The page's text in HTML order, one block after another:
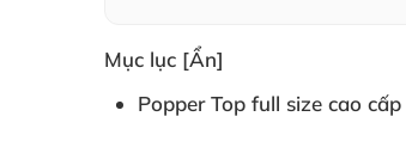
Mục lục [Ẩn]
Popper Top full size cao cấp